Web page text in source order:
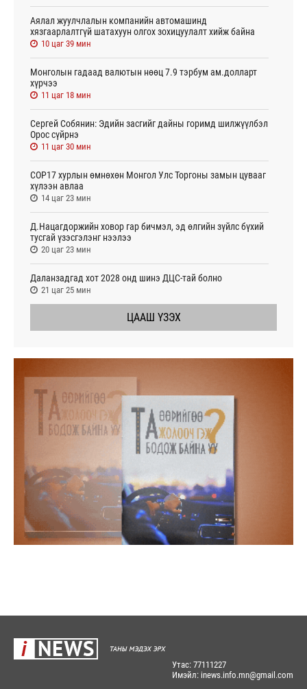
Аялал жуулчлалын компанийн автомашинд
хязгаарлалтгүй шатахуун олгох зохицуулалт хийж байна
10 цаг 39 мин
Монголын гадаад валютын нөөц 7.9 тэрбум ам.долларт
хүрчээ
11 цаг 18 мин
Сергей Собянин: Эдийн засгийг дайны горимд шилжүүлбэл
Орос сүйрнэ
11 цаг 30 мин
COP17 хурлын өмнөхөн Монгол Улс Торгоны замын цувааг
хүлээн авлаа
14 цаг 23 мин
Д.Нацагдоржийн ховор гар бичмэл, эд өлгийн зүйлс бүхий
тусгай үзэсгэлэнг нээлээ
20 цаг 23 мин
Даланзадгад хот 2028 онд шинэ ДЦС-тай болно
21 цаг 25 мин
ЦААШ ҮЗЭХ
Утас: 77111227
Имэйл: inews.info.mn@gmail.com